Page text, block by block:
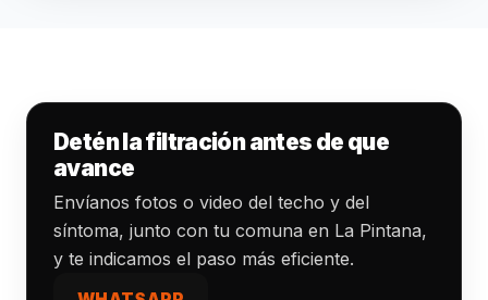
Detén la filtración antes de que
avance
Envíanos fotos o video del techo y del
síntoma, junto con tu comuna en La Pintana,
y te indicamos el paso más eficiente.